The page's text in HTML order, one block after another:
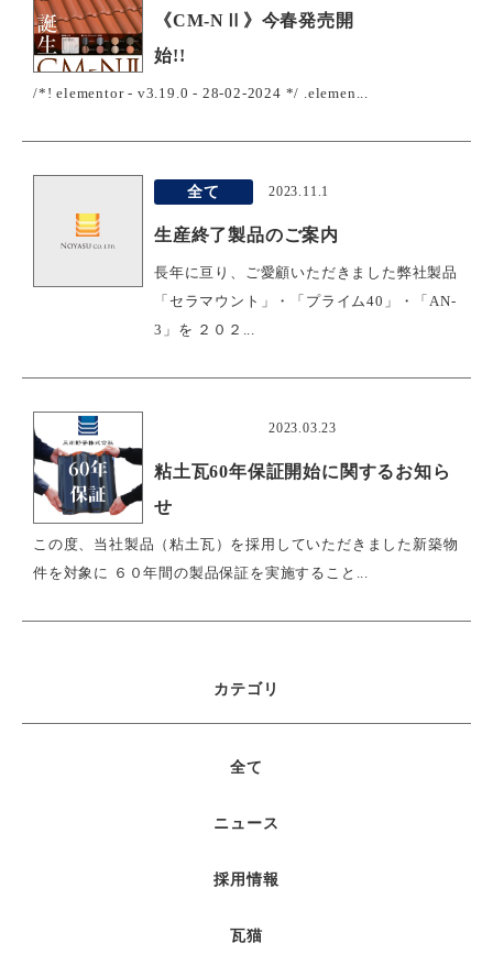
《CM-NⅡ》今春発売開
始!!
/*! elementor - v3.19.0 - 28-02-2024 */ .elemen...
全て 2023.11.1
生産終了製品のご案内
長年に亘り、ご愛顧いただきました弊社製品
「セラマウント」・「プライム40」・「AN-
3」を ２０２...
2023.03.23
粘土瓦60年保証開始に関するお知ら
せ
この度、当社製品（粘土瓦）を採用していただきました新築物
件を対象に ６０年間の製品保証を実施すること...
カテゴリ
全て
ニュース
採用情報
瓦猫